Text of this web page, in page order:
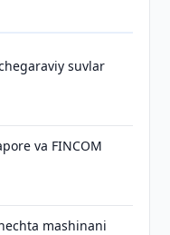
suvlar
va FINCOM
mashinani